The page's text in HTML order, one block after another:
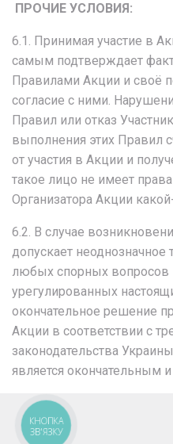
ПРОЧИЕ УСЛОВИЯ:
6.1. Принимая участие в
самым подтверждает
Правилами Акции и своё
согласие с ними.
Правил или отказ
выполнения этих Правил
от участия в Акции и
такое лицо не имеет
Организатора Акции
6.2. В случае
допускает
любых спорных вопросов
урегулированных
окончательное решение
Акции в соответствии с
законодательства
является окончательным
КНОПКА
ЗВ'ЯЗКУ